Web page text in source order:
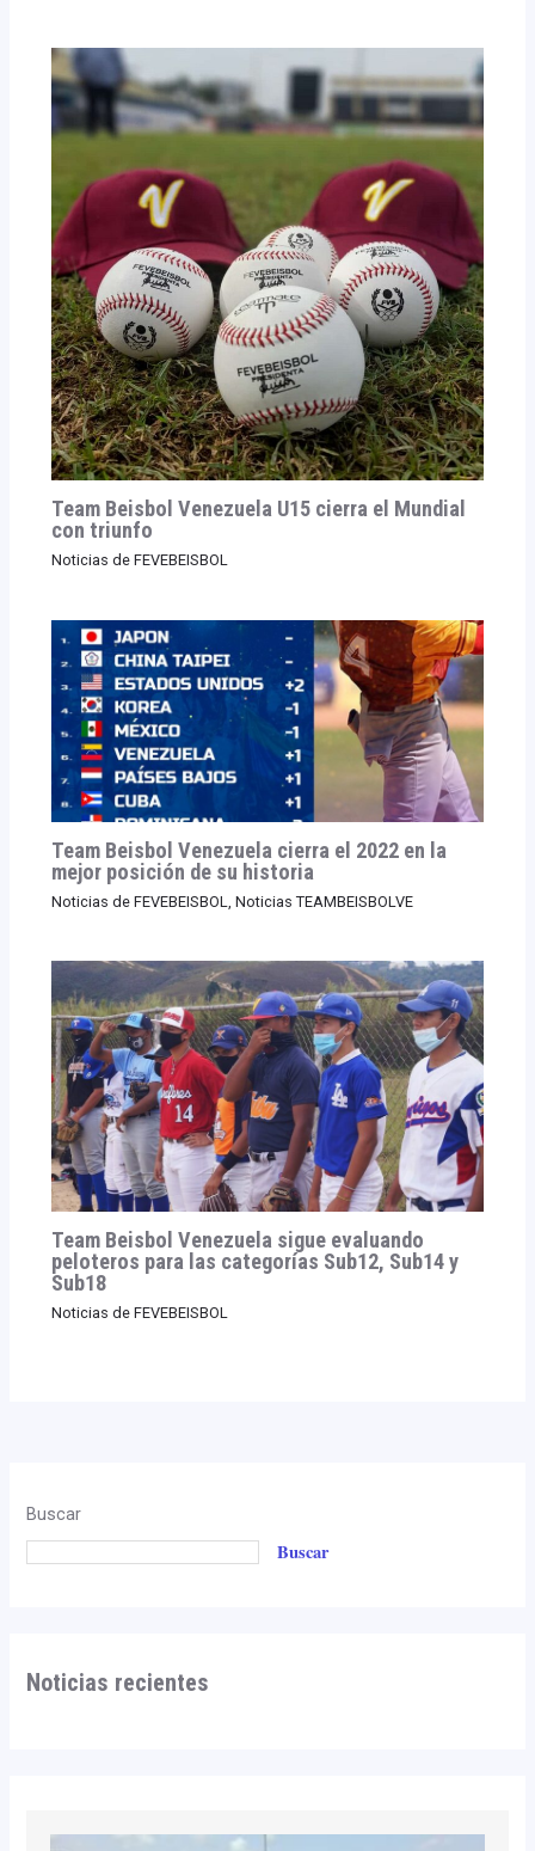
Team Beisbol Venezuela U15 cierra el Mundial
con triunfo
Noticias de FEVEBEISBOL
Team Beisbol Venezuela cierra el 2022 en la
mejor posición de su historia
Noticias de FEVEBEISBOL Noticias TEAMBEISBOLVE
Team Beisbol Venezuela sigue evaluando
peloteros para las categorías Sub12, Sub14 y
Sub18
Noticias de FEVEBEISBOL
Buscar
Buscar
Noticias recientes